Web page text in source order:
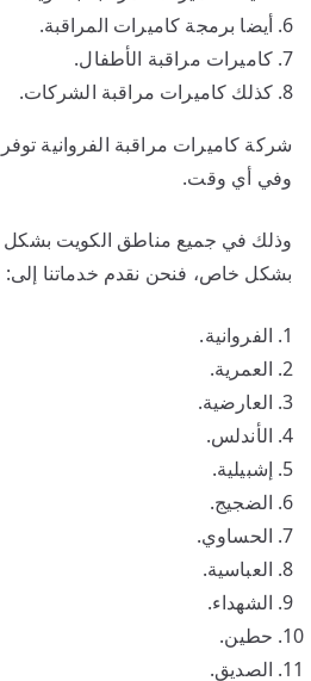
أيضا برمجة كاميرات المراقبة.
كاميرات مراقبة الأطفال.
كذلك كاميرات مراقبة الشركات.
شركة كاميرات مراقبة الفروانية
وفي أي وقت.
وذلك في جميع مناطق الكويت بشكل
بشكل خاص، فنحن نقدم خدماتنا إلى:
الفروانية.
العمرية.
العارضية.
الأندلس.
إشبيلية.
الضجيج.
الحساوي.
العباسية.
الشهداء.
حطين.
الصديق.